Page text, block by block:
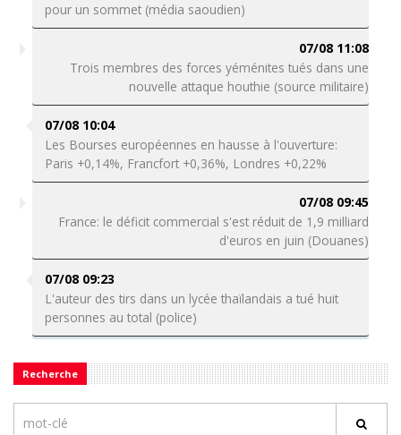
pour un sommet (média saoudien)
07/08 11:08
Trois membres des forces yéménites tués dans une
nouvelle attaque houthie (source militaire)
07/08 10:04
Les Bourses européennes en hausse à l'ouverture:
Paris +0,14%, Francfort +0,36%, Londres +0,22%
07/08 09:45
France: le déficit commercial s'est réduit de 1,9 milliard
d'euros en juin (Douanes)
07/08 09:23
L'auteur des tirs dans un lycée thaïlandais a tué huit
personnes au total (police)
Recherche